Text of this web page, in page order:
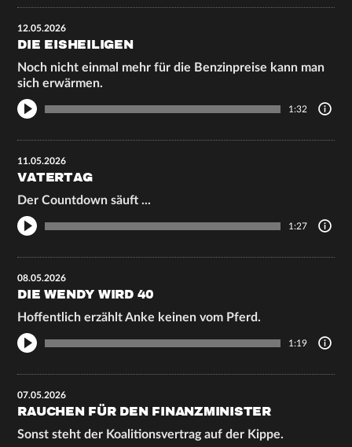
12.05.2026
DIE EISHEILIGEN
Noch nicht einmal mehr für die Benzinpreise kann man
sich erwärmen.
1:32
11.05.2026
VATERTAG
Der Countdown säuft ...
1:27
08.05.2026
DIE WENDY WIRD 40
Hoffentlich erzählt Anke keinen vom Pferd.
1:19
07.05.2026
RAUCHEN FÜR DEN FINANZMINISTER
Sonst steht der Koalitionsvertrag auf der Kippe.